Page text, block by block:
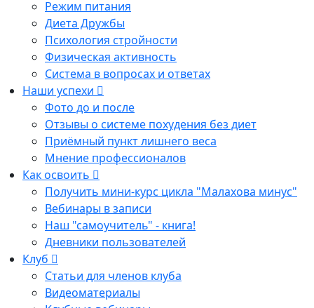
Режим питания
Диета Дружбы
Психология стройности
Физическая активность
Система в вопросах и ответах
Наши успехи
Фото до и после
Отзывы о системе похудения без диет
Приёмный пункт лишнего веса
Мнение профессионалов
Как освоить
Получить мини-курс цикла "Малахова минус"
Вебинары в записи
Наш "самоучитель" - книга!
Дневники пользователей
Клуб
Статьи для членов клуба
Видеоматериалы